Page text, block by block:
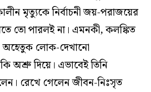
মৃত্যুকে নির্বাচনী জয়-পরাজয়ের
তো পারলই না। এমনকী, কলঙ্কিত
অহেতুক লোক-দেখানো
অশ্রু দিয়ে। এভাবেই তিনি
রেখে গেলেন জীবন-নিঃসৃত